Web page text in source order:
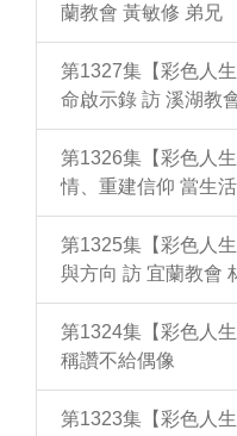
蘭教會 黃敏修 弟兄
第1327集【彩色人
命啟示錄 訪 溪湖教
第1326集【彩色人
情、重建信仰 當生
第1325集【彩色人
與方向 訪 宜蘭教會
第1324集【彩色人
稱讚不給偶像
第1323集【彩色人